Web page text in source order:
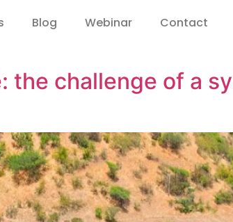
Blog Webinar Contact
the challenge of a